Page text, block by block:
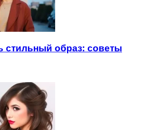
стильный образ: советы